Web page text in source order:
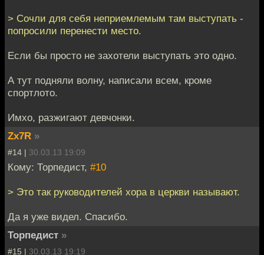
> Сочли для себя неприемлемым там выступать -
попросили перенести место.
Если бы просто не захотели выступать это одно.
А тут подняли волну, написали всем, кроме
спортлото.
Имхо, разжигают девчонки.
Zx7R »
#14 | 30.03.13 19:09
Кому: Торпедист, #10
> Это так руководителей хора в церкви называют.
Да я уже видел. Спасибо.
Торпедист »
#15 | 30.03.13 19:19